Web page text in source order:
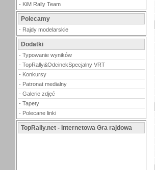
- KiM Rally Team
Polecamy
- Rajdy modelarskie
Dodatki
- Typowanie wyników
- TopRally&OdcinekSpecjalny VRT
- Konkursy
- Patronat medialny
- Galerie zdjęć
- Tapety
- Polecane linki
TopRally.net - Internetowa Gra rajdowa